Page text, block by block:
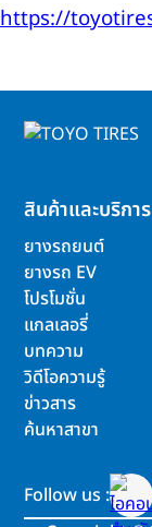
https://
สินค้าและบริการ
ยางรถยนต์
ยางรถ EV
โปรโมชั่น
แกลเลอรี่
บทความ
วิดีโอความรู้
ข่าวสาร
ค้นหาสาขา
Follow us :